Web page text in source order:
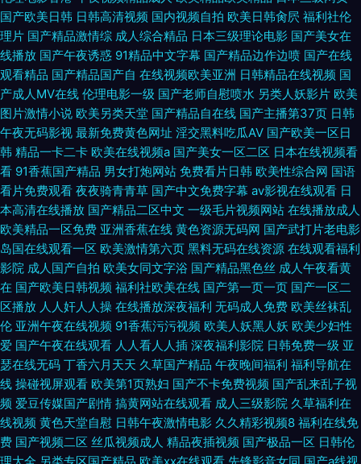
国产欧美日韩 日韩高清视频 国内视频自拍 欧美日韩肏屄 福利社伦
理片 国产精品激情综 成人综合精品 日本三级理论电影 国产美女在
线播放 国产午夜诱惑 91精品中文字幕 国产精品边作边喷 国产在线
观看精品 国产精品国产自 在线视频欧美亚洲 日韩精品在线视频 国
产成人MV在线 伦理电影一级 国产老师自慰喷水 另类人妖影片 欧美
图片激情小说 欧美另类天堂 国产精品自在线 国产主播第37页 日韩
午夜无码影视 最新免费黄色网址 淫交黑料吃瓜AV 国产欧美一区日
韩 精品一卡二卡 欧美在线视频a 国产美女一区二区 日本在线视频看
看 91香蕉国产精品 男女打炮网站 免费看片日韩 欧美性综合网 国语
看片免费观看 夜夜骑青青草 国产中文免费字幕 av影视在线观看 日
本高清在线播放 国产精品二区中文 一级毛片视频网站 在线播放成人
欧美精品一区免费 亚洲香蕉在线 黄色资源无码网 国产武打片老电影
岛国在线观看一区 欧美激情第六页 黑料无码在线资源 在线观看福利
影院 成人国产自拍 欧美女同文字浴 国产精品黑色丝 成人午夜看黄
在 国产欧美日韩视频 福利社欧美在线 国产第一页一页 国产一区二
区播放 人人奸人人操 在线播放深夜福利 无码成人免费 欧美丝袜乱
伦 亚洲午夜在线视频 91香蕉污污视频 欧美人妖黑人妖 欧美少妇性
爱 国产午夜在线观看 人人看人人插 深夜福利影院 日韩免费一级 亚
瑟在线无码 丁香六月天天 久草国产精品 午夜晚间福利 福利导航在
线 操碰视屏观看 欧美第1页熟妇 国产不卡免费视频 国产乱来乱子视
频 爱豆传媒国产剧情 搞黄网站在线观看 成人三级影院 久草福利在
线视频 黄色天堂自慰 日韩午夜激情电影 久久精彩视频8 福利在线免
费 国产视频二区 丝瓜视频成人 精品夜插视频 国产极品一区 日韩伦